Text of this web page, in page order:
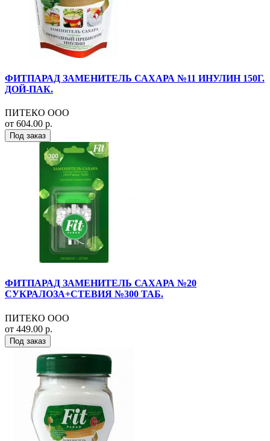
ФИТПАРАД ЗАМЕНИТЕЛЬ САХАРА №11 ИНУЛИН 150Г.
ДОЙ-ПАК.
ПИТЕКО ООО
от 604.00 р.
Под заказ
ФИТПАРАД ЗАМЕНИТЕЛЬ САХАРА №20
СУКРАЛОЗА+СТЕВИЯ №300 ТАБ.
ПИТЕКО ООО
от 449.00 р.
Под заказ